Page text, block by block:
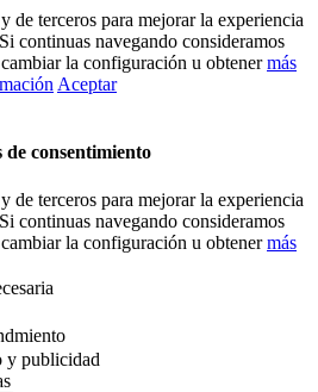
de terceros para mejorar la experiencia
continuas navegando consideramos
cambiar la configuración u obtenermás
Aceptar
de consentimiento
de terceros para mejorar la experiencia
continuas navegando consideramos
cambiar la configuración u obtenermás
y publicidad